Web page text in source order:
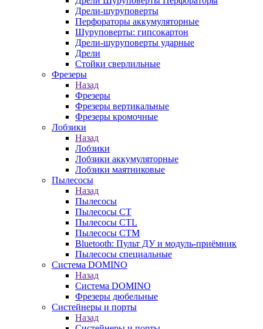
Дрели-шуруповерты
Перфораторы аккумуляторные
Шуруповерты: гипсокартон
Дрели-шуруповерты ударные
Дрели
Стойки сверлильные
Фрезеры
Назад
Фрезеры
Фрезеры вертикальные
Фрезеры кромочные
Лобзики
Назад
Лобзики
Лобзики аккумуляторные
Лобзики маятниковые
Пылесосы
Назад
Пылесосы
Пылесосы CT
Пылесосы CTL
Пылесосы CTM
Bluetooth: Пульт ДУ и модуль-приёмник
Пылесосы специальные
Система DOMINO
Назад
Система DOMINO
Фрезеры дюбельные
Систейнеры и порты
Назад